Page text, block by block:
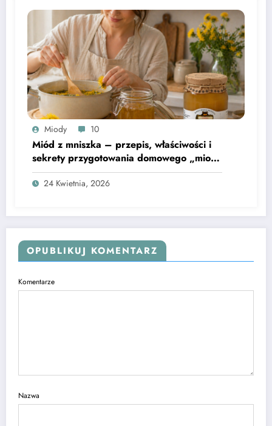
Miody 10
Miód z mniszka – przepis, właściwości i
sekrety przygotowania domowego „miodu
majowego”
24 Kwietnia, 2026
OPUBLIKUJ KOMENTARZ
Komentarze
Nazwa